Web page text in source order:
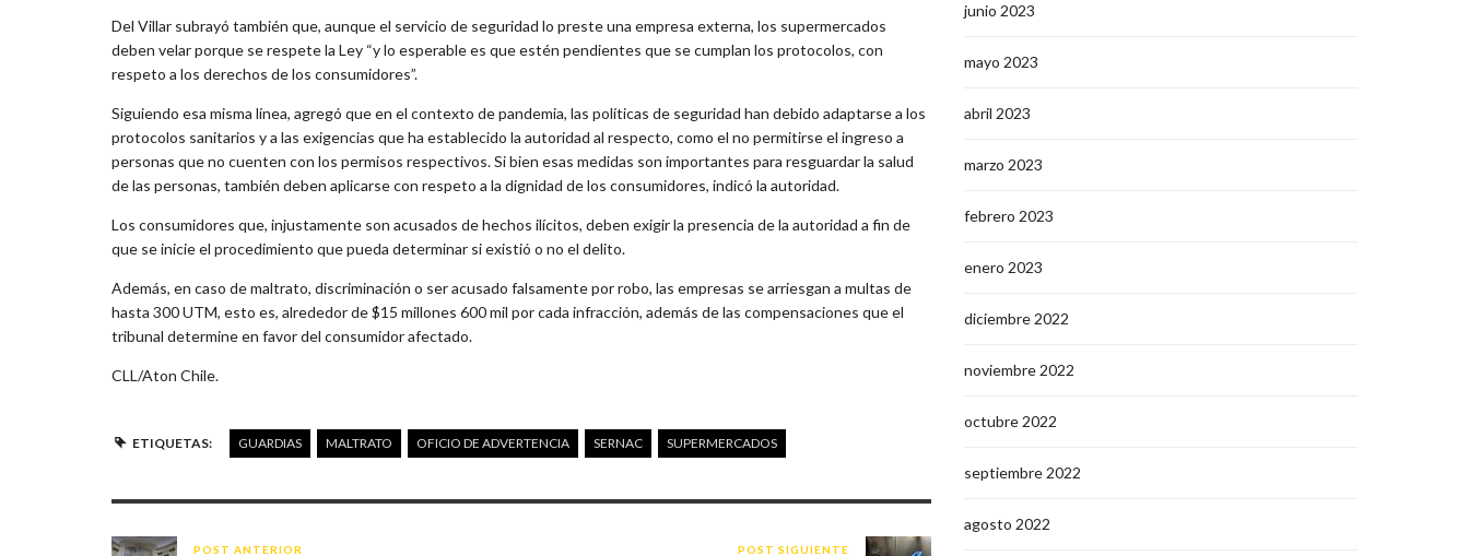
Del Villar subrayó también que, aunque el servicio de seguridad lo preste una empresa externa, los supermercados
deben velar porque se respete la Ley “y lo esperable es que estén pendientes que se cumplan los protocolos, con
respeto a los derechos de los consumidores”.
Siguiendo esa misma línea, agregó que en el contexto de pandemia, las políticas de seguridad han debido adaptarse a los
protocolos sanitarios y a las exigencias que ha establecido la autoridad al respecto, como el no permitirse el ingreso a
personas que no cuenten con los permisos respectivos. Si bien esas medidas son importantes para resguardar la salud
de las personas, también deben aplicarse con respeto a la dignidad de los consumidores, indicó la autoridad.
Los consumidores que, injustamente son acusados de hechos ilícitos, deben exigir la presencia de la autoridad a fin de
que se inicie el procedimiento que pueda determinar si existió o no el delito.
Además, en caso de maltrato, discriminación o ser acusado falsamente por robo, las empresas se arriesgan a multas de
hasta 300 UTM, esto es, alrededor de $15 millones 600 mil por cada infracción, además de las compensaciones que el
tribunal determine en favor del consumidor afectado.
CLL/Aton Chile.
ETIQUETAS: GUARDIAS MALTRATO OFICIO DE ADVERTENCIA SERNAC SUPERMERCADOS
POST ANTERIOR POST SIGUIENTE
junio 2023
mayo 2023
abril 2023
marzo 2023
febrero 2023
enero 2023
diciembre 2022
noviembre 2022
octubre 2022
septiembre 2022
agosto 2022